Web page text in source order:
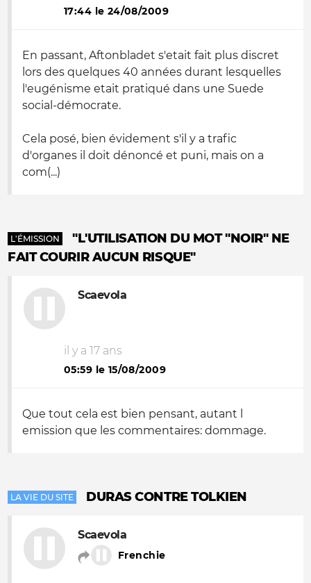
17:44 le 24/08/2009
En passant, Aftonbladet s'etait fait plus discret
lors des quelques 40 années durant lesquelles
l'eugénisme etait pratiqué dans une Suede
social-démocrate.
Cela posé, bien évidement s'il y a trafic
d'organes il doit dénoncé et puni, mais on a
com(...)
L'ÉMISSION
"L'UTILISATION DU MOT "NOIR" NE
FAIT COURIR AUCUN RISQUE"
Scaevola
il y a 17 ans
05:59 le 15/08/2009
Que tout cela est bien pensant, autant l
emission que les commentaires: dommage.
LA VIE DU SITE DURAS CONTRE TOLKIEN
Scaevola
Frenchie